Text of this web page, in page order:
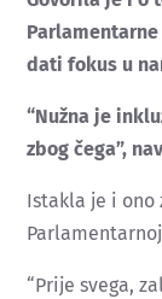
dati fokus u
“Nužna je
zbog čega”,
Istakla je i ono
“Prije svega,